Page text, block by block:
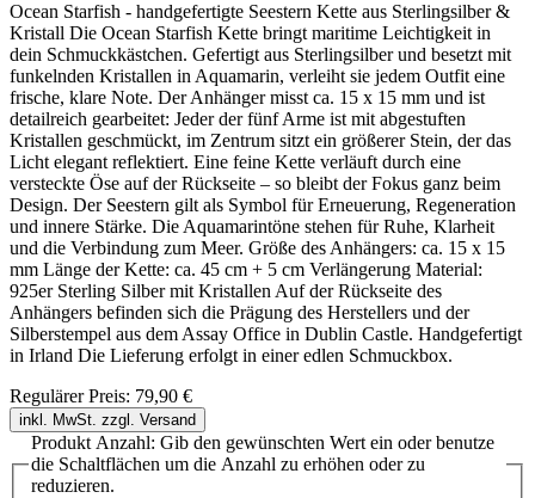
Ocean Starfish - handgefertigte Seestern Kette aus Sterlingsilber &
Kristall Die Ocean Starfish Kette bringt maritime Leichtigkeit in
dein Schmuckkästchen. Gefertigt aus Sterlingsilber und besetzt mit
funkelnden Kristallen in Aquamarin, verleiht sie jedem Outfit eine
frische, klare Note. Der Anhänger misst ca. 15 x 15 mm und ist
detailreich gearbeitet: Jeder der fünf Arme ist mit abgestuften
Kristallen geschmückt, im Zentrum sitzt ein größerer Stein, der das
Licht elegant reflektiert. Eine feine Kette verläuft durch eine
versteckte Öse auf der Rückseite – so bleibt der Fokus ganz beim
Design. Der Seestern gilt als Symbol für Erneuerung, Regeneration
und innere Stärke. Die Aquamarintöne stehen für Ruhe, Klarheit
und die Verbindung zum Meer. Größe des Anhängers: ca. 15 x 15
mm Länge der Kette: ca. 45 cm + 5 cm Verlängerung Material:
925er Sterling Silber mit Kristallen Auf der Rückseite des
Anhängers befinden sich die Prägung des Herstellers und der
Silberstempel aus dem Assay Office in Dublin Castle. Handgefertigt
in Irland Die Lieferung erfolgt in einer edlen Schmuckbox.
Regulärer Preis: 79,90 €
inkl. MwSt. zzgl. Versand
Produkt Anzahl: Gib den gewünschten Wert ein oder benutze
die Schaltflächen um die Anzahl zu erhöhen oder zu
reduzieren.